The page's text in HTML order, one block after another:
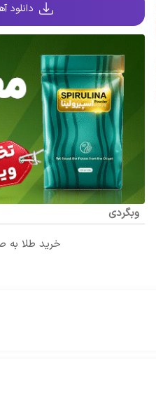
دانلود
وبگردی
خرید طلا به